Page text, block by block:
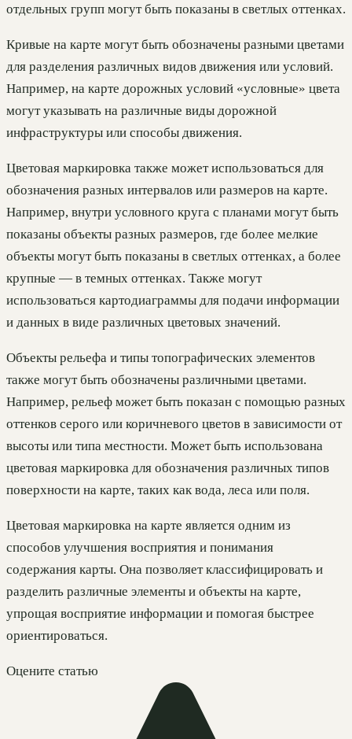
отдельных групп могут быть показаны в светлых оттенках.
Кривые на карте могут быть обозначены разными цветами
для разделения различных видов движения или условий.
Например, на карте дорожных условий «условные» цвета
могут указывать на различные виды дорожной
инфраструктуры или способы движения.
Цветовая маркировка также может использоваться для
обозначения разных интервалов или размеров на карте.
Например, внутри условного круга с планами могут быть
показаны объекты разных размеров, где более мелкие
объекты могут быть показаны в светлых оттенках, а более
крупные — в темных оттенках. Также могут
использоваться картодиаграммы для подачи информации
и данных в виде различных цветовых значений.
Объекты рельефа и типы топографических элементов
также могут быть обозначены различными цветами.
Например, рельеф может быть показан с помощью разных
оттенков серого или коричневого цветов в зависимости от
высоты или типа местности. Может быть использована
цветовая маркировка для обозначения различных типов
поверхности на карте, таких как вода, леса или поля.
Цветовая маркировка на карте является одним из
способов улучшения восприятия и понимания
содержания карты. Она позволяет классифицировать и
разделить различные элементы и объекты на карте,
упрощая восприятие информации и помогая быстрее
ориентироваться.
Оцените статью